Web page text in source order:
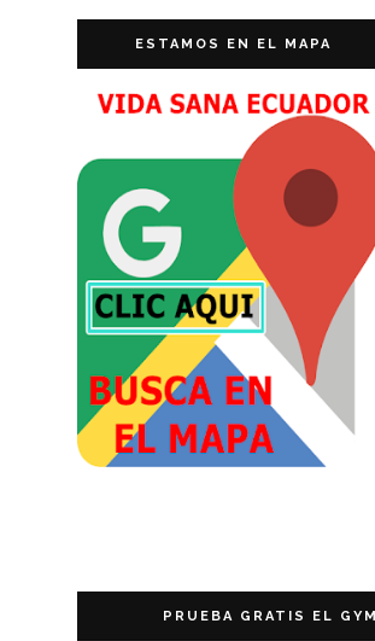
ESTAMOS EN EL MAPA
PRUEBA GRATIS EL GYM